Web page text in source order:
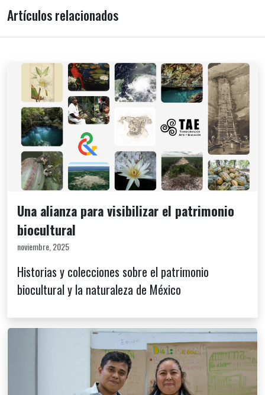
Artículos relacionados
Una alianza para visibilizar el patrimonio
biocultural
noviembre, 2025
Historias y colecciones sobre el patrimonio
biocultural y la naturaleza de México